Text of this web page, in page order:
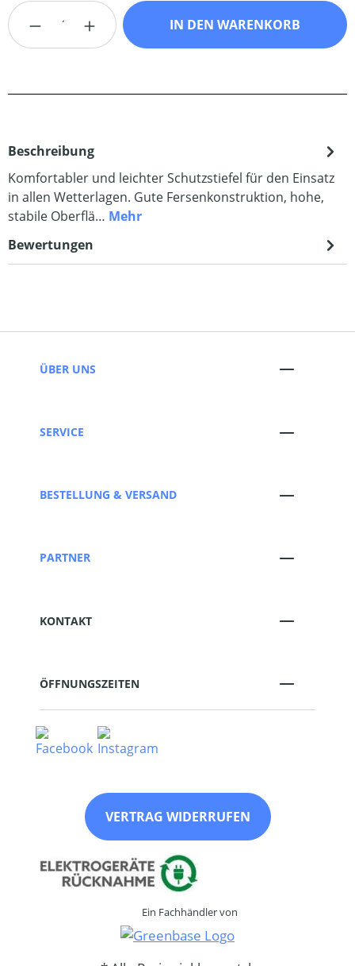
Produkt Anzahl: Gib den gewünschten
IN DEN WARENKORB
Beschreibung
Komfortabler und leichter Schutzstiefel für den Einsatz
in allen Wetterlagen. Gute Fersenkonstruktion, hohe,
stabile Oberflä… Mehr
Bewertungen
ÜBER UNS
SERVICE
BESTELLUNG & VERSAND
PARTNER
KONTAKT
ÖFFNUNGSZEITEN
VERTRAG WIDERRUFEN
Ein Fachhändler von